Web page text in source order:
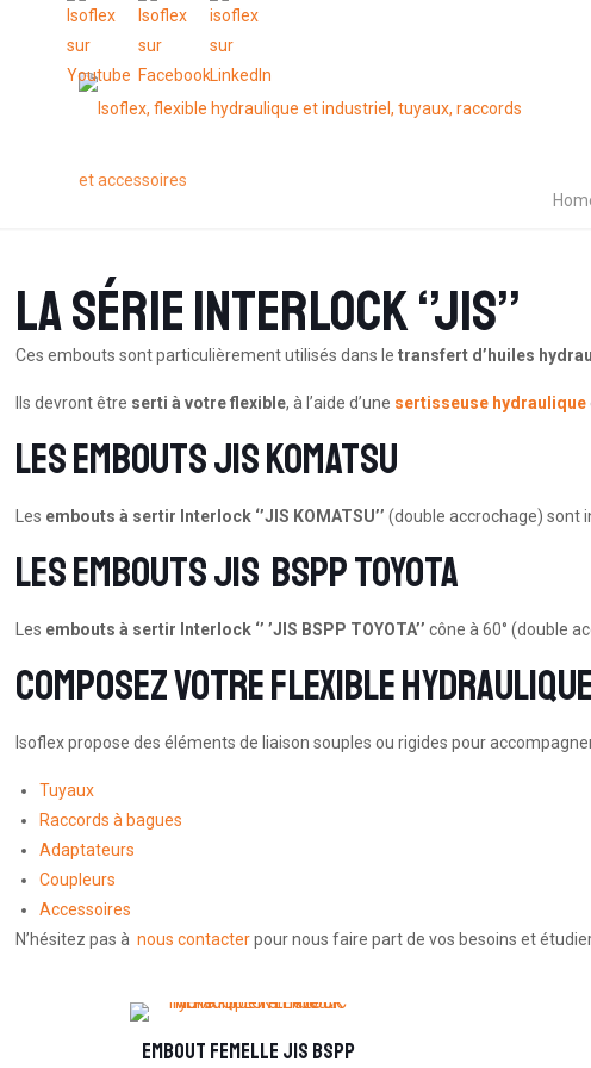
La série Interlock ‘’JIS’’
Ces embouts sont particulièrement utilisés dans letransfert d’huiles
Ils devront être serti à votre flexible, à l’aide d’une sertisseuse hydraulique
Les embouts JIS KOMATSU
Les embouts à sertir Interlock ‘’JIS KOMATSU’’ (double accrochage) sont
Les embouts JIS BSPP TOYOTA
Les embouts à sertir Interlock ‘’ ’JIS BSPP TOYOTA’’ cône à 60° (double
Composez votre flexible
Isoflex propose des éléments de liaison souples ou rigides pour
Tuyaux
Raccords à bagues
Adaptateurs
Coupleurs
Accessoires
N’hésitez pas ànous contacterpour nous faire part de vos besoins et
Embout femelle JIS BSPP